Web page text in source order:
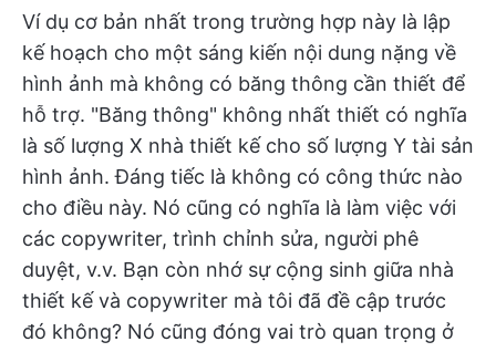
Ví dụ cơ bản nhất trong trường hợp này là lập
kế hoạch cho một sáng kiến nội dung nặng về
hình ảnh mà không có băng thông cần thiết để
hỗ trợ. "Băng thông" không nhất thiết có nghĩa
là số lượng X nhà thiết kế cho số lượng Y tài sản
hình ảnh. Đáng tiếc là không có công thức nào
cho điều này. Nó cũng có nghĩa là làm việc với
các copywriter, trình chỉnh sửa, người phê
duyệt, v.v. Bạn còn nhớ sự cộng sinh giữa nhà
thiết kế và copywriter mà tôi đã đề cập trước
đó không? Nó cũng đóng vai trò quan trọng ở